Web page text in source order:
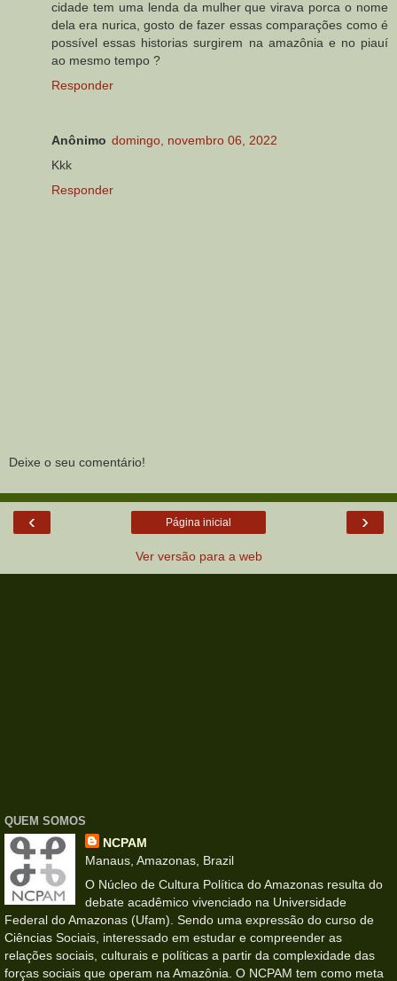
cidade tem uma lenda da mulher que virava porca o nome
dela era nurica, gosto de fazer essas comparações como é
possível essas historias surgirem na amazônia e no piauí
ao mesmo tempo ?
Responder
Anônimo domingo, novembro 06, 2022
Kkk
Responder
Deixe o seu comentário!
‹ ›
Página inicial
Ver versão para a web
QUEM SOMOS
NCPAM
Manaus, Amazonas, Brazil
O Núcleo de Cultura Política do Amazonas resulta do
debate acadêmico vivenciado na Universidade
Federal do Amazonas (Ufam). Sendo uma expressão do curso de
Ciências Sociais, interessado em estudar e compreender as
relações sociais, culturais e políticas a partir da complexidade das
forças sociais que operam na Amazônia. O NCPAM tem como meta